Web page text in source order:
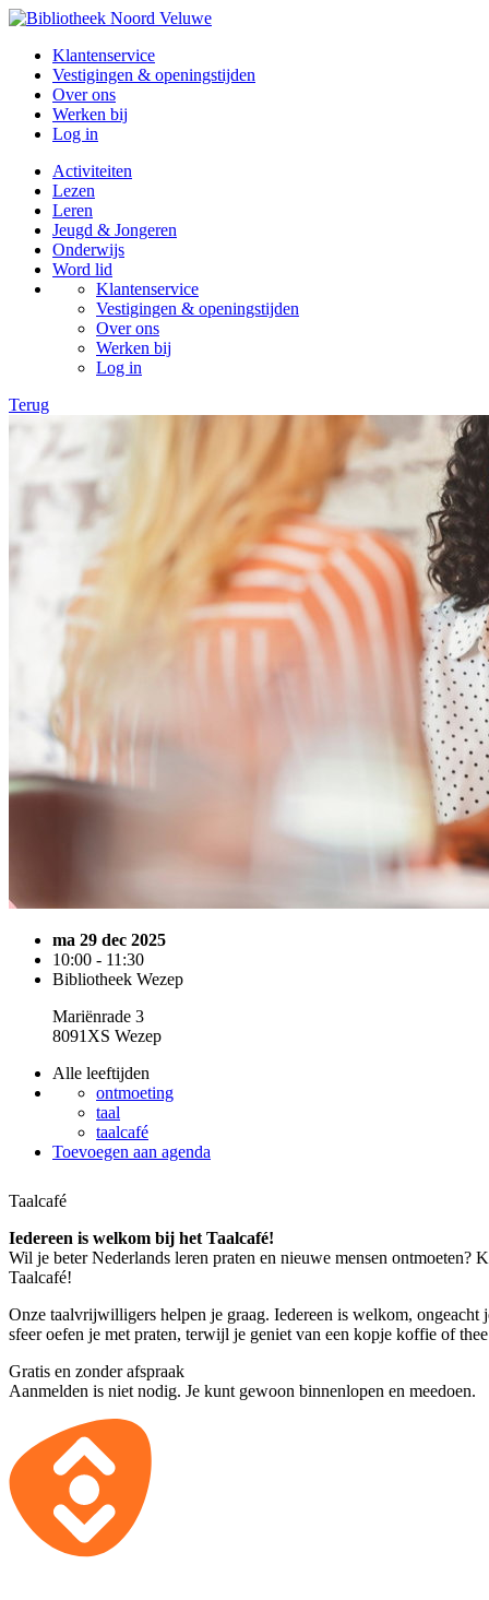
Klantenservice
Vestigingen & openingstijden
Over ons
Werken bij
Log in
Activiteiten
Lezen
Leren
Jeugd & Jongeren
Onderwijs
Word lid
Klantenservice
Vestigingen & openingstijden
Over ons
Werken bij
Log in
Terug
ma 29 dec 2025
10:00 - 11:30
Bibliotheek Wezep
Mariënrade 3
8091XS Wezep
Alle leeftijden
ontmoeting
taal
taalcafé
Toevoegen aan agenda
Taalcafé
Iedereen is welkom bij het Taalcafé!
Wil je beter Nederlands leren praten en nieuwe mensen ontmoeten?
Taalcafé!
Onze taalvrijwilligers helpen je graag. Iedereen is welkom, ongeacht
sfeer oefen je met praten, terwijl je geniet van een kopje koffie of
Gratis en zonder afspraak
Aanmelden is niet nodig. Je kunt gewoon binnenlopen en meedoen.